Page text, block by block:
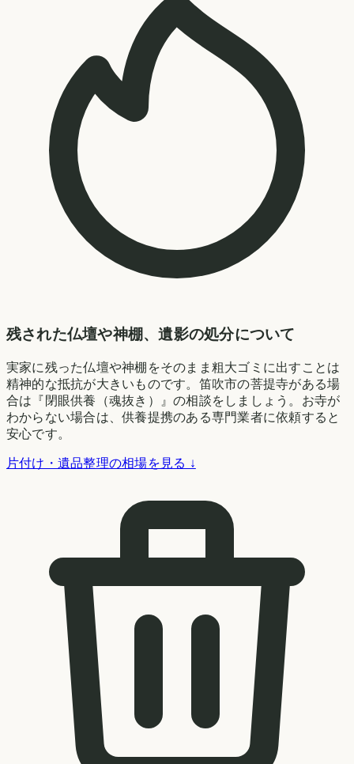
残された仏壇や神棚、遺影の処分について
実家に残った仏壇や神棚をそのまま粗大ゴミに出すことは
精神的な抵抗が大きいものです。笛吹市の菩提寺がある場
合は『閉眼供養（魂抜き）』の相談をしましょう。お寺が
わからない場合は、供養提携のある専門業者に依頼すると
安心です。
片付け・遺品整理の相場を見る ↓